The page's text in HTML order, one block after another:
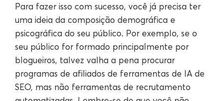
Para fazer isso com sucesso, você já precisa ter
uma ideia da composição demográfica e
psicográfica do seu público. Por exemplo, se o
seu público for formado principalmente por
blogueiros, talvez valha a pena procurar
programas de afiliados de ferramentas de IA de
SEO, mas não ferramentas de recrutamento